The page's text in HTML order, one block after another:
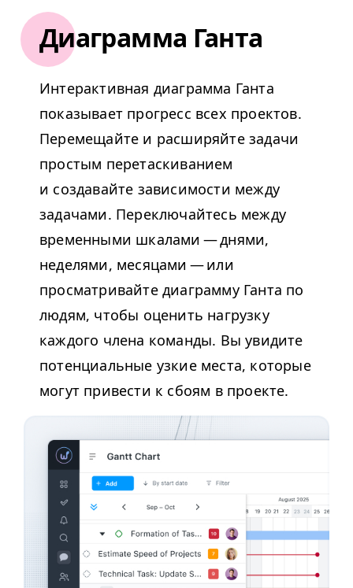
Диаграмма Ганта
Интерактивная диаграмма Ганта
показывает прогресс всех проектов.
Перемещайте и расширяйте задачи
простым перетаскиванием
и создавайте зависимости между
задачами. Переключайтесь между
временными шкалами — днями,
неделями, месяцами — или
просматривайте диаграмму Ганта по
людям, чтобы оценить нагрузку
каждого члена команды. Вы увидите
потенциальные узкие места, которые
могут привести к сбоям в проекте.